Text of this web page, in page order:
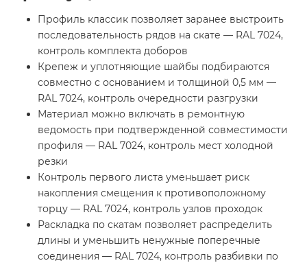
Профиль классик позволяет заранее выстроить
последовательность рядов на скате — RAL 7024,
контроль комплекта доборов
Крепеж и уплотняющие шайбы подбираются
совместно с основанием и толщиной 0,5 мм —
RAL 7024, контроль очередности разгрузки
Материал можно включать в ремонтную
ведомость при подтвержденной совместимости
профиля — RAL 7024, контроль мест холодной
резки
Контроль первого листа уменьшает риск
накопления смещения к противоположному
торцу — RAL 7024, контроль узлов проходок
Раскладка по скатам позволяет распределить
длины и уменьшить ненужные поперечные
соединения — RAL 7024, контроль разбивки по